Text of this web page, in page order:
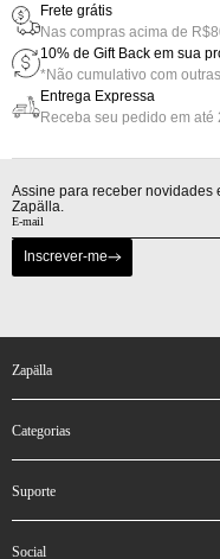
Frete grátis
Nas compras acima de
10% de Gift Back em sua
*Não cumulativo com
Entrega Expressa
Receba seu pedido em até
Assine para receber novidades e conteúdo exclusivo
Zapälla.
Inscrever-me
zapälla
categorias
suporte
social